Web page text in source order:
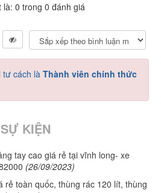
0 trong 0 đánh giá
tư cách là Thành viên chính thức
KIỆN
tay cao giá rẻ tại vĩnh long- xe
(26/09/2023)
rẻ toàn quốc, thùng rác 120 lít, thùng